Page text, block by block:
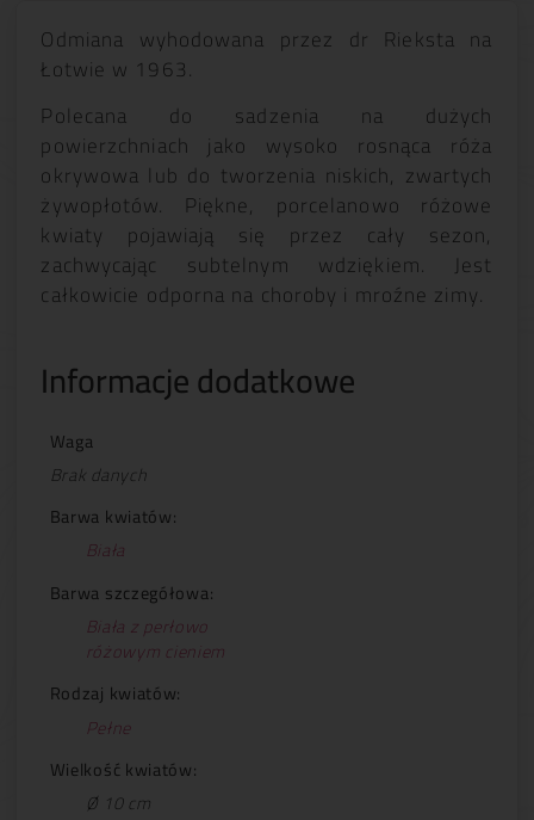
Odmiana wyhodowana przez dr Rieksta na
Łotwie w 1963.
Polecana do sadzenia na dużych
powierzchniach jako wysoko rosnąca róża
okrywowa lub do tworzenia niskich, zwartych
żywopłotów. Piękne, porcelanowo różowe
kwiaty pojawiają się przez cały sezon,
zachwycając subtelnym wdziękiem. Jest
całkowicie odporna na choroby i mroźne zimy.
Informacje dodatkowe
Waga
Brak danych
Barwa kwiatów:
Biała
Barwa szczegółowa:
Biała z perłowo
różowym cieniem
Rodzaj kwiatów:
Pełne
Wielkość kwiatów:
Ø 10 cm